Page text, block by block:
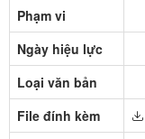
Phạm vi
Ngày hiệu lực
Loại văn bản
File đính kèm